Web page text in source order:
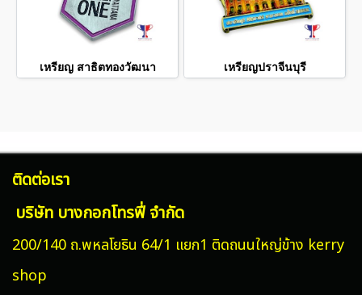
เหรียญ สาธิตทองวัฒนา เหรียญปราจีนบุรี
ติดต่อเรา
บริษัท บางกอกโทรฟี่ จำกัด
200/140 ถ.พหลโยธิน 64/1 แยก1 ติดถนนใหญ่ข้าง kerry
shop